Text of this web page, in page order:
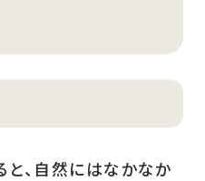
、自然にはなかなか